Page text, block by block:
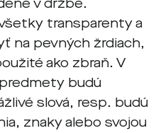
v držbe.
transparenty a
na pevných žrdiach,
ako zbraň. V
budú
slová, resp. budú
znaky alebo svojou